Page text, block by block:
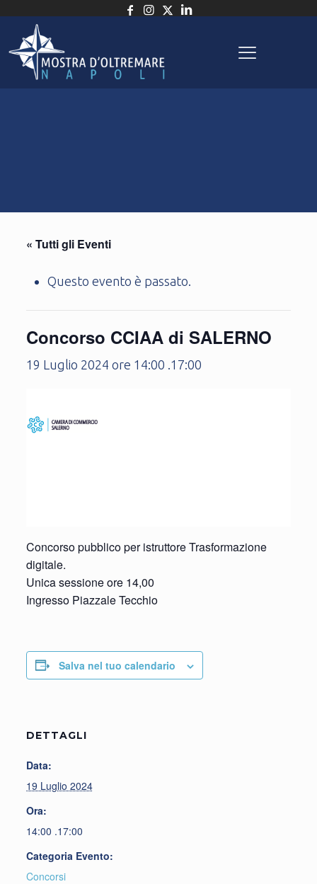
« Tutti gli Eventi
Questo evento è passato.
Concorso CCIAA di SALERNO
19 Luglio 2024 ore 14:00 .17:00
Concorso pubblico per istruttore Trasformazione
digitale.
Unica sessione ore 14,00
Ingresso Piazzale Tecchio
Salva nel tuo calendario
DETTAGLI
Data:
19 Luglio 2024
Ora:
14:00 .17:00
Categoria Evento:
Concorsi